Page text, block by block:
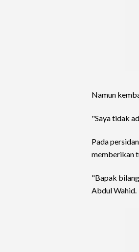
Namun
"Saya tidak
Pada
memberikan
"Bapak
Abdul Wahid.